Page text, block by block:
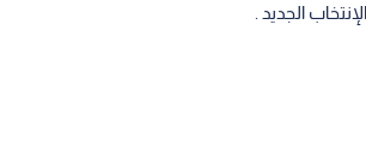
الجديد .